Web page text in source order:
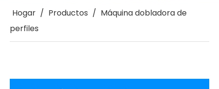
Hogar / Productos / Máquina dobladora de
perfiles